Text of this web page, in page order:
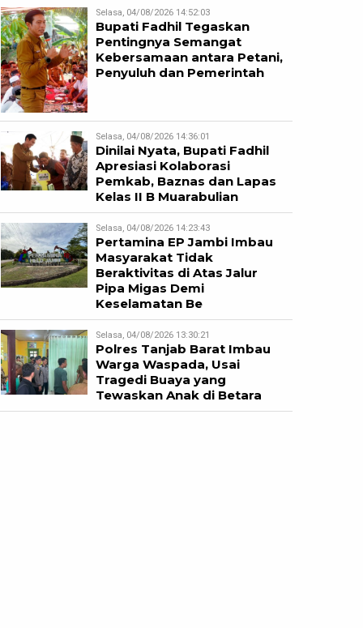
Selasa, 04/08/2026 14:52:03
Bupati Fadhil Tegaskan
Pentingnya Semangat
Kebersamaan antara Petani,
Penyuluh dan Pemerintah
Selasa, 04/08/2026 14:36:01
Dinilai Nyata, Bupati Fadhil
Apresiasi Kolaborasi
Pemkab, Baznas dan Lapas
Kelas II B Muarabulian
Selasa, 04/08/2026 14:23:43
Pertamina EP Jambi Imbau
Masyarakat Tidak
Beraktivitas di Atas Jalur
Pipa Migas Demi
Keselamatan Be
Selasa, 04/08/2026 13:30:21
Polres Tanjab Barat Imbau
Warga Waspada, Usai
Tragedi Buaya yang
Tewaskan Anak di Betara